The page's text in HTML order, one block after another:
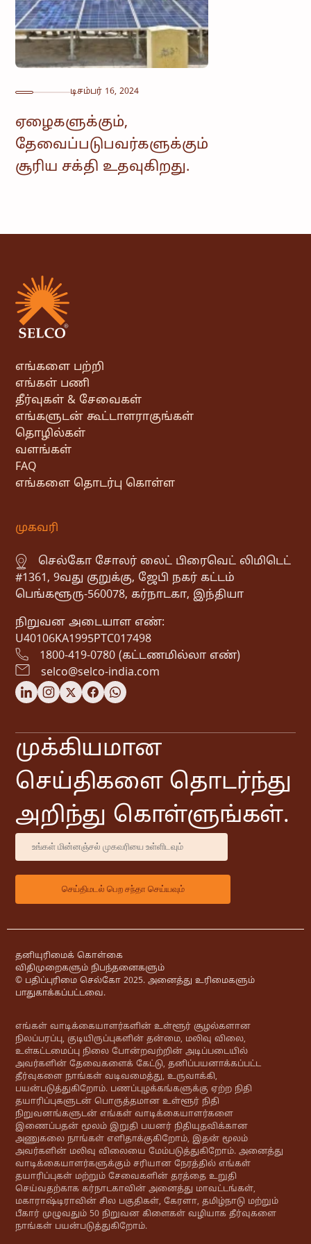
டிசம்பர் 16, 2024
ஏழைகளுக்கும்,
தேவைப்படுபவர்களுக்கும்
சூரிய சக்தி உதவுகிறது.
எங்களை பற்றி
எங்கள் பணி
தீர்வுகள் & சேவைகள்
எங்களுடன் கூட்டாளராகுங்கள்
தொழில்கள்
வளங்கள்
FAQ
எங்களை தொடர்பு கொள்ள
முகவரி
செல்கோ சோலர் லைட் பிரைவெட் லிமிடெட்
#1361, 9வது குறுக்கு, ஜேபி நகர் கட்டம்
பெங்களூரு-560078, கர்நாடகா, இந்தியா
நிறுவன அடையாள எண்:
U40106KA1995PTC017498
1800-419-0780 (கட்டணமில்லா எண்)
selco@selco-india.com
முக்கியமான
செய்திகளை தொடர்ந்து
அறிந்து கொள்ளுங்கள்.
தனியுரிமைக் கொள்கை
விதிமுறைகளும் நிபந்தனைகளும்
© பதிப்புரிமை செல்கோ 2025. அனைத்து உரிமைகளும்
பாதுகாக்கப்பட்டவை.
எங்கள் வாடிக்கையாளர்களின் உள்ளூர் சூழல்களான
நிலப்பரப்பு, குடியிருப்புகளின் தன்மை, மலிவு விலை,
உள்கட்டமைப்பு நிலை போன்றவற்றின் அடிப்படையில்
அவர்களின் தேவைகளைக் கேட்டு, தனிப்பயனாக்கப்பட்ட
தீர்வுகளை நாங்கள் வடிவமைத்து, உருவாக்கி,
பயன்படுத்துகிறோம். பணப்புழக்கங்களுக்கு ஏற்ற நிதி
தயாரிப்புகளுடன் பொருத்தமான உள்ளூர் நிதி
நிறுவனங்களுடன் எங்கள் வாடிக்கையாளர்களை
இணைப்பதன் மூலம் இறுதி பயனர் நிதியுதவிக்கான
அணுகலை நாங்கள் எளிதாக்குகிறோம், இதன் மூலம்
அவர்களின் மலிவு விலையை மேம்படுத்துகிறோம். அனைத்து
வாடிக்கையாளர்களுக்கும் சரியான நேரத்தில் எங்கள்
தயாரிப்புகள் மற்றும் சேவைகளின் தரத்தை உறுதி
செய்வதற்காக கர்நாடகாவின் அனைத்து மாவட்டங்கள்,
மகாராஷ்டிராவின் சில பகுதிகள், கேரளா, தமிழ்நாடு மற்றும்
பீகார் முழுவதும் 50 நிறுவன கிளைகள் வழியாக தீர்வுகளை
நாங்கள் பயன்படுத்துகிறோம்.